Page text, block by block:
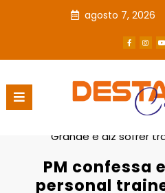
agosto 7, 2026
Página inicial
Grande e diz sofrer
PM confessa
personal